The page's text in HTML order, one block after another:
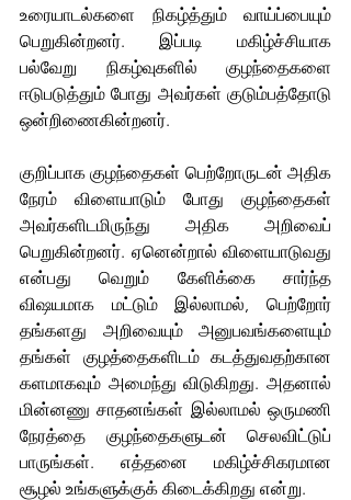
உரையாடல்களை நிகழ்த்தும் வாய்ப்பையும்
பெறுகின்றனர். இப்படி மகிழ்ச்சியாக
பல்வேறு நிகழ்வுகளில் குழந்தைகளை
ஈடுபடுத்தும் போது அவர்கள் குடும்பத்தோடு
ஒன்றிணைகின்றனர்.
குறிப்பாக குழந்தைகள் பெற்றோருடன் அதிக
நேரம் விளையாடும் போது குழந்தைகள்
அவர்களிடமிருந்து அதிக அறிவைப்
பெறுகின்றனர். ஏனென்றால் விளையாடுவது
என்பது வெறும் கேளிக்கை சார்ந்த
விஷயமாக மட்டும் இல்லாமல், பெற்றோர்
தங்களது அறிவையும் அனுபவங்களையும்
தங்கள் குழத்தைகளிடம் கடத்துவதற்கான
களமாகவும் அமைந்து விடுகிறது. அதனால்
மின்னணு சாதனங்கள் இல்லாமல் ஒருமணி
நேரத்தை குழந்தைகளுடன் செலவிட்டுப்
பாருங்கள். எத்தனை மகிழ்ச்சிகரமான
சூழல் உங்களுக்குக் கிடைக்கிறது என்று.